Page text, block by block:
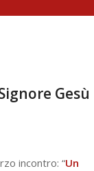
Gesù
incontro: “Un